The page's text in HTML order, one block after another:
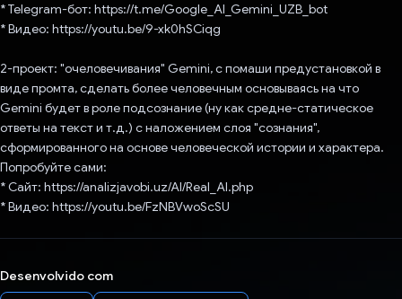
* Telegram-бот: https://t.me/Google_AI_Gemini_UZB_bot
* Видео: https://youtu.be/9-xk0hSCiqg
2-проект: "очеловечивания" Gemini, с помаши предустановкой в
виде промта, сделать более человечным основываясь на что
Gemini будет в роле подсознание (ну как средне-статическое
ответы на текст и т.д.) с наложением слоя "сознания",
сформированного на основе человеческой истории и характера.
Попробуйте сами:
* Сайт: https://analizjavobi.uz/AI/Real_AI.php
* Видео: https://youtu.be/FzNBVwoScSU
Desenvolvido com